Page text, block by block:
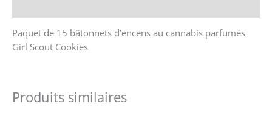
Paquet de 15 bâtonnets d’encens au cannabis parfumés
Girl Scout Cookies
Produits similaires